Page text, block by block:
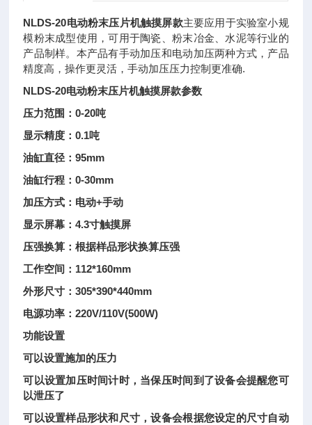
NLDS-20电动粉末压片机触摸屏款主要应用于实验室小规
模粉末成型使用，可用于陶瓷、粉末冶金、水泥等行业的
产品制样。本产品有手动加压和电动加压两种方式，产品
精度高，操作更灵活，手动加压压力控制更准确.
NLDS-20电动粉末压片机触摸屏款参数
压力范围：0-20吨
显示精度：0.1吨
油缸直径：95mm
油缸行程：0-30mm
加压方式：电动+手动
显示屏幕：4.3寸触摸屏
压强换算：根据样品形状换算压强
工作空间：112*160mm
外形尺寸：305*390*440mm
电源功率：220V/110V(500W)
功能设置
可以设置施加的压力
可以设置加压时间计时，当保压时间到了设备会提醒您可
以泄压了
可以设置样品形状和尺寸，设备会根据您设定的尺寸自动